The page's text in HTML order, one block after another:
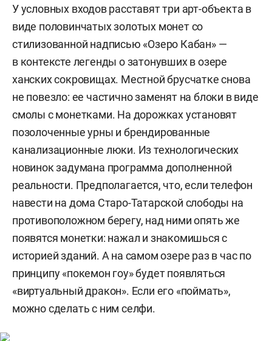
У условных входов расставят три арт-объекта в
виде половинчатых золотых монет со
стилизованной надписью «Озеро Кабан» —
в контексте легенды о затонувших в озере
ханских сокровищах. Местной брусчатке снова
не повезло: ее частично заменят на блоки в виде
смолы с монетками. На дорожках установят
позолоченные урны и брендированные
канализационные люки. Из технологических
новинок задумана программа дополненной
реальности. Предполагается, что, если телефон
навести на дома Старо-Татарской слободы на
противоположном берегу, над ними опять же
появятся монетки: нажал и знакомишься с
историей зданий. А на самом озере раз в час по
принципу «покемон гоу» будет появляться
«виртуальный дракон». Если его «поймать»,
можно сделать с ним селфи.